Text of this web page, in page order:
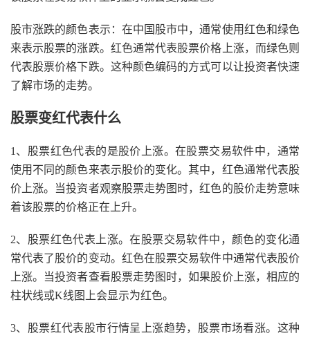
股市涨跌的颜色表示：在中国股市中，通常使用红色和绿色
来表示股票的涨跌。红色通常代表股票价格上涨，而绿色则
代表股票价格下跌。这种颜色编码的方式可以让投资者快速
了解市场的走势。
股票变红代表什么
1、股票红色代表的是股价上涨。在股票交易软件中，通常
使用不同的颜色来表示股价的变化。其中，红色通常代表股
价上涨。当投资者观察股票走势图时，红色的股价走势意味
着该股票的价格正在上升。
2、股票红色代表上涨。在股票交易软件中，颜色的变化通
常代表了股价的变动。红色在股票交易软件中通常代表股价
上涨。当投资者查看股票走势图时，如果股价上涨，相应的
柱状线或K线图上会显示为红色。
3、股票红代表股市行情呈上涨趋势，股票市场看涨。这种